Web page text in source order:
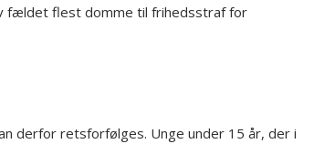
fældet flest domme til frihedsstraf for
derfor retsforfølges. Unge under 15 år, der i